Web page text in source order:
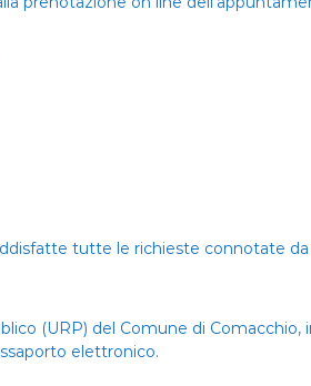
tutte le richieste connotate
(URP) del Comune di
elettronico.